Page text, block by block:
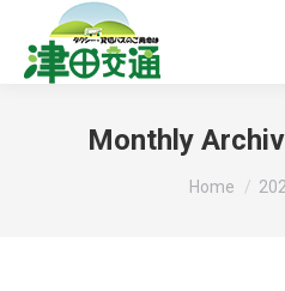
Monthly
You are
Home